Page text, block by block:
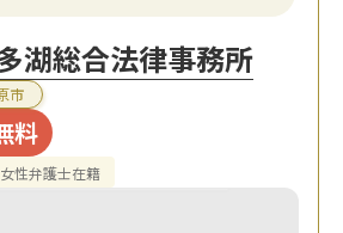
湖総合法律事務所
市
料
女性弁護士在籍